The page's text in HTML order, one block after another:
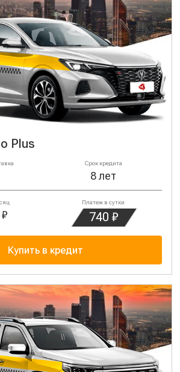
Plus
Срок кредита
8 лет
Платеж в сутки
740 ₽
Купить в кредит